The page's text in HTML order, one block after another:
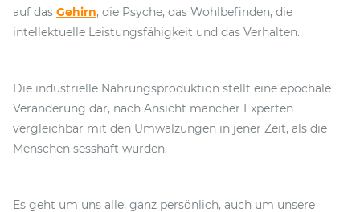
auf das Gehirn, die Psyche, das Wohlbefinden, die
intellektuelle Leistungsfähigkeit und das Verhalten.
Die industrielle Nahrungsproduktion stellt eine epochale
Veränderung dar, nach Ansicht mancher Experten
vergleichbar mit den Umwälzungen in jener Zeit, als die
Menschen sesshaft wurden.
Es geht um uns alle, ganz persönlich, auch um unsere